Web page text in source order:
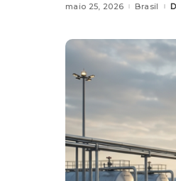
maio 25, 2026 Brasil